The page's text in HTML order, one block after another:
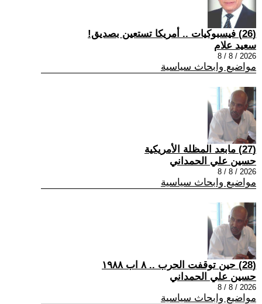
(26) فيسبوكيات .. أمريكا تستعين بصديق!
سعيد علام
2026 / 8 / 8
مواضيع وابحاث سياسية
(27) مابعد المظلة الأمريكية
حسين علي الحمداني
2026 / 8 / 8
مواضيع وابحاث سياسية
(28) حين توقفت الحرب .. ٨ اب ١٩٨٨
حسين علي الحمداني
2026 / 8 / 8
مواضيع وابحاث سياسية